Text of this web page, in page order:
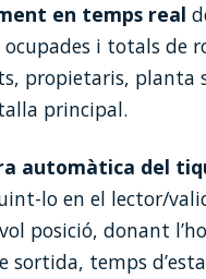
en temps real
ocupades i totals de
propietaris, planta
principal.
automàtica del
lo en el lector/
posició, donant
sortida, temps